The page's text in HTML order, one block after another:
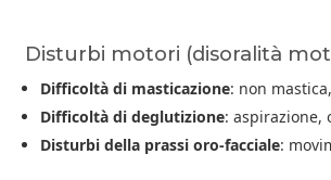
Disturbi motori (disoralità
Difficoltà di masticazione: non
Difficoltà di deglutizione: aspirazione,
Disturbi della prassi oro-facciale: